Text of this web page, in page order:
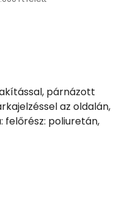
párnázott
az oldalán,
felőrész: poliuretán,